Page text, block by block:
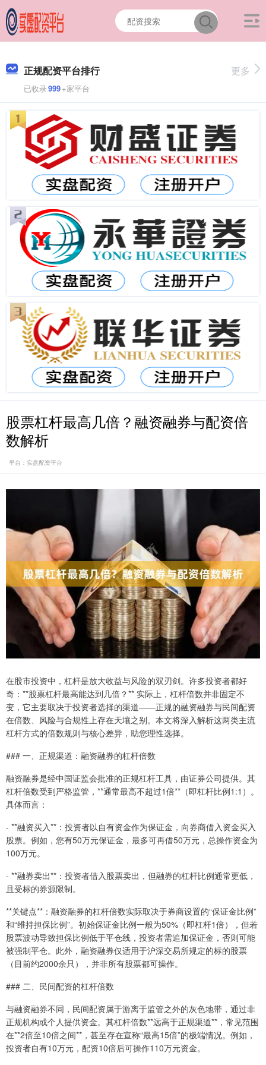
正规配资平台排行
已收录999+家平台
更多
股票杠杆最高几倍？融资融券与配资倍
数解析
平台：实盘配资平台
在股市投资中，杠杆是放大收益与风险的双刃剑。许多投资者都好
奇：**股票杠杆最高能达到几倍？** 实际上，杠杆倍数并非固定不
变，它主要取决于投资者选择的渠道——正规的融资融券与民间配资
在倍数、风险与合规性上存在天壤之别。本文将深入解析这两类主流
杠杆方式的倍数规则与核心差异，助您理性选择。
### 一、正规渠道：融资融券的杠杆倍数
融资融券是经中国证监会批准的正规杠杆工具，由证券公司提供。其
杠杆倍数受到严格监管，**通常最高不超过1倍**（即杠杆比例1:1）。
具体而言：
- **融资买入**：投资者以自有资金作为保证金，向券商借入资金买入
股票。例如，您有50万元保证金，最多可再借50万元，总操作资金为
100万元。
- **融券卖出**：投资者借入股票卖出，但融券的杠杆比例通常更低，
且受标的券源限制。
**关键点**：融资融券的杠杆倍数实际取决于券商设置的“保证金比例”
和“维持担保比例”。初始保证金比例一般为50%（即杠杆1倍），但若
股票波动导致担保比例低于平仓线，投资者需追加保证金，否则可能
被强制平仓。此外，融资融券仅适用于沪深交易所规定的标的股票
（目前约2000余只），并非所有股票都可操作。
### 二、民间配资的杠杆倍数
与融资融券不同，民间配资属于游离于监管之外的灰色地带，通过非
正规机构或个人提供资金。其杠杆倍数**远高于正规渠道**，常见范围
在**2倍至10倍之间**，甚至存在宣称“最高15倍”的极端情况。例如，
投资者自有10万元，配资10倍后可操作110万元资金。